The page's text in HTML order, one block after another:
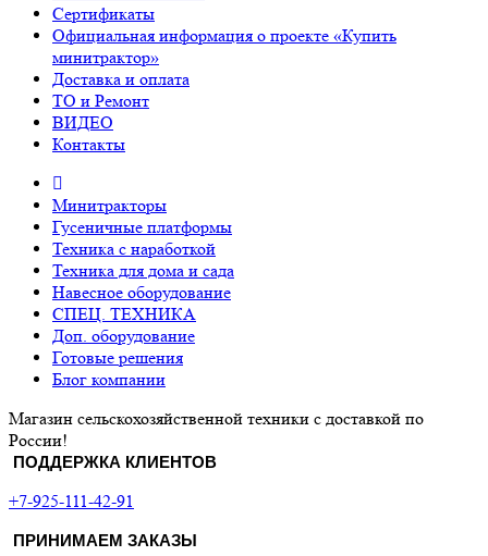
Сертификаты
Официальная информация о проекте «Купить
минитрактор»
Доставка и оплата
ТО и Ремонт
ВИДЕО
Контакты
Минитракторы
Гусеничные платформы
Техника с наработкой
Техника для дома и сада
Навесное оборудование
СПЕЦ. ТЕХНИКА
Доп. оборудование
Готовые решения
Блог компании
Магазин сельскохозяйственной техники с доставкой по
России!
ПОДДЕРЖКА КЛИЕНТОВ
+7-925-111-42-91
ПРИНИМАЕМ ЗАКАЗЫ